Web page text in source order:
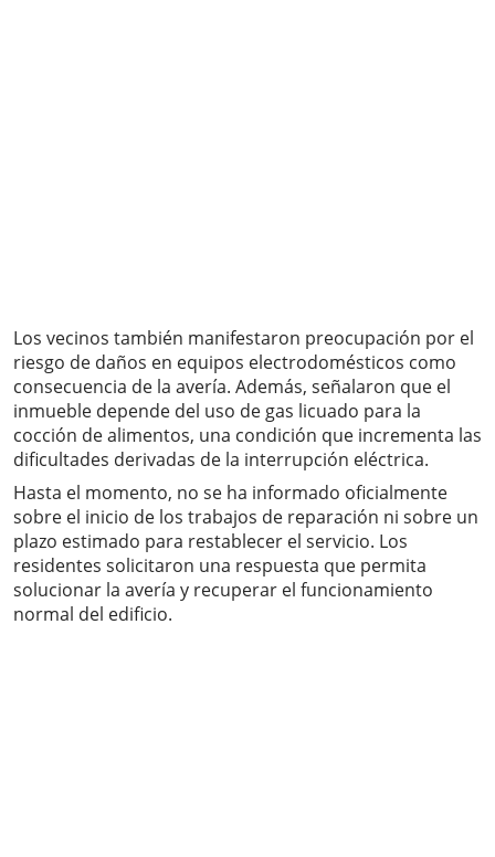
Los vecinos también manifestaron preocupación por el
riesgo de daños en equipos electrodomésticos como
consecuencia de la avería. Además, señalaron que el
inmueble depende del uso de gas licuado para la
cocción de alimentos, una condición que incrementa las
dificultades derivadas de la interrupción eléctrica.
Hasta el momento, no se ha informado oficialmente
sobre el inicio de los trabajos de reparación ni sobre un
plazo estimado para restablecer el servicio. Los
residentes solicitaron una respuesta que permita
solucionar la avería y recuperar el funcionamiento
normal del edificio.